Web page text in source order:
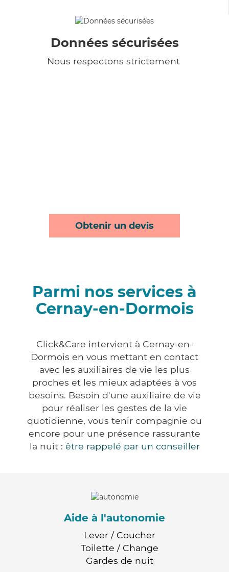
Données sécurisées
Nous respectons strictement
Obtenir un devis
Parmi nos services à
Cernay-en-Dormois
Click&Care intervient à Cernay-en-
Dormois en vous mettant en contact
avec les auxiliaires de vie les plus
proches et les mieux adaptées à vos
besoins. Besoin d'une auxiliaire de vie
pour réaliser les gestes de la vie
quotidienne, vous tenir compagnie ou
encore pour une présence rassurante
la nuit : être rappelé par un conseiller
Aide à l'autonomie
Lever / Coucher
Toilette / Change
Gardes de nuit